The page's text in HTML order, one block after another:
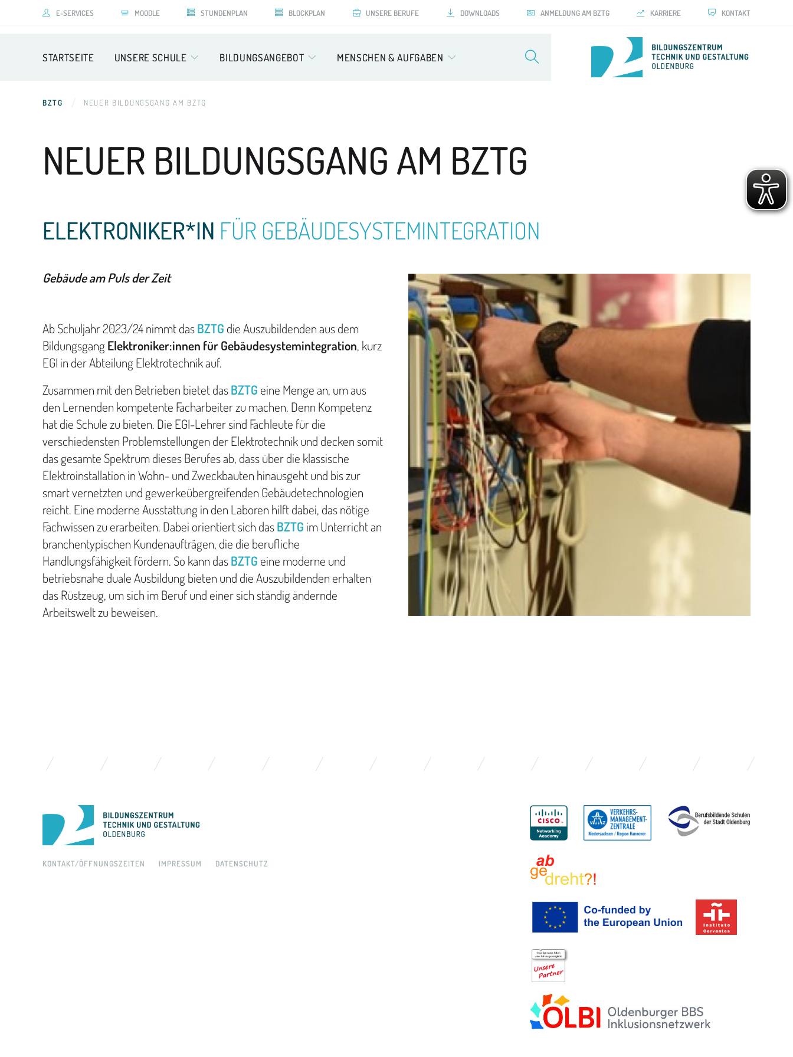
E-SERVICES MOODLE STUNDENPLAN BLOCKPLAN UNSERE BERUFE DOWNLOADS ANMELDUNG AM BZTG KARRIERE KONTAKT
STARTSEITE UNSERE SCHULE BILDUNGSANGEBOT MENSCHEN & AUFGABEN
BZTG NEUER BILDUNGSGANG AM BZTG
NEUER BILDUNGSGANG AM BZTG
ELEKTRONIKER*IN FÜR GEBÄUDESYSTEMINTEGRATION
Gebäude am Puls der Zeit
Ab Schuljahr 2023/24 nimmt dasBZTG die Auszubildenden aus dem
Bildungsgang Elektroniker:innen für Gebäudesystemintegration, kurz
EGI in der Abteilung Elektrotechnik auf.
Zusammen mit den Betrieben bietet dasBZTG eine Menge an, um aus
den Lernenden kompetente Facharbeiter zu machen. Denn Kompetenz
hat die Schule zu bieten. Die EGI-Lehrer sind Fachleute für die
verschiedensten Problemstellungen der Elektrotechnik und decken somit
das gesamte Spektrum dieses Berufes ab, dass über die klassische
Elektroinstallation in Wohn- und Zweckbauten hinausgeht und bis zur
smart vernetzten und gewerkeübergreifenden Gebäudetechnologien
reicht. Eine moderne Ausstattung in den Laboren hilft dabei, das nötige
Fachwissen zu erarbeiten. Dabei orientiert sich dasBZTG im Unterricht an
branchentypischen Kundenaufträgen, die die berufliche
Handlungsfähigkeit fördern. So kann dasBZTG eine moderne und
betriebsnahe duale Ausbildung bieten und die Auszubildenden erhalten
das Rüstzeug, um sich im Beruf und einer sich ständig ändernde
Arbeitswelt zu beweisen.
KONTAKT/ÖFFNUNGSZEITEN IMPRESSUM DATENSCHUTZ